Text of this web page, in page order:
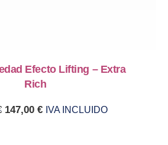
Efecto Lifting – Extra
Rich
Original price was: 210,00 €.
147,00 €Current price is: 147,00 €.
IVA INCLUIDO